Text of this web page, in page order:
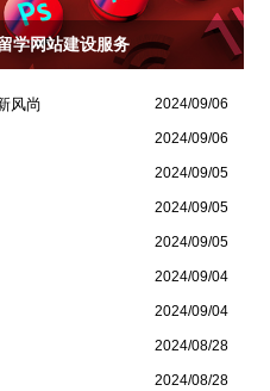
学网站建设服务
风尚 2024/09/06
2024/09/06
2024/09/05
2024/09/05
2024/09/05
2024/09/04
2024/09/04
2024/08/28
2024/08/28